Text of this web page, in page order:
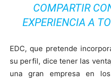
COMPARTIR
EXPERIENCIA A
EDC, que pretende
su perfil, dice tener las
una gran empresa en